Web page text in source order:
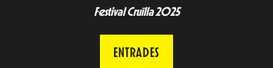
Festival Cruïlla 2025
ENTRADES